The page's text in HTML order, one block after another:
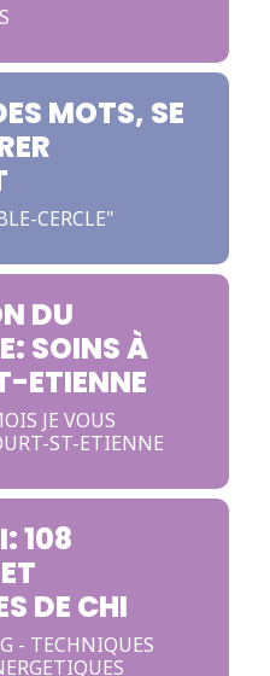
MOTS, SE
CERCLE"
DU
SOINS À
ETIENNE
JE VOUS
ST-ETIENNE
108
DE CHI
- TECHNIQUES